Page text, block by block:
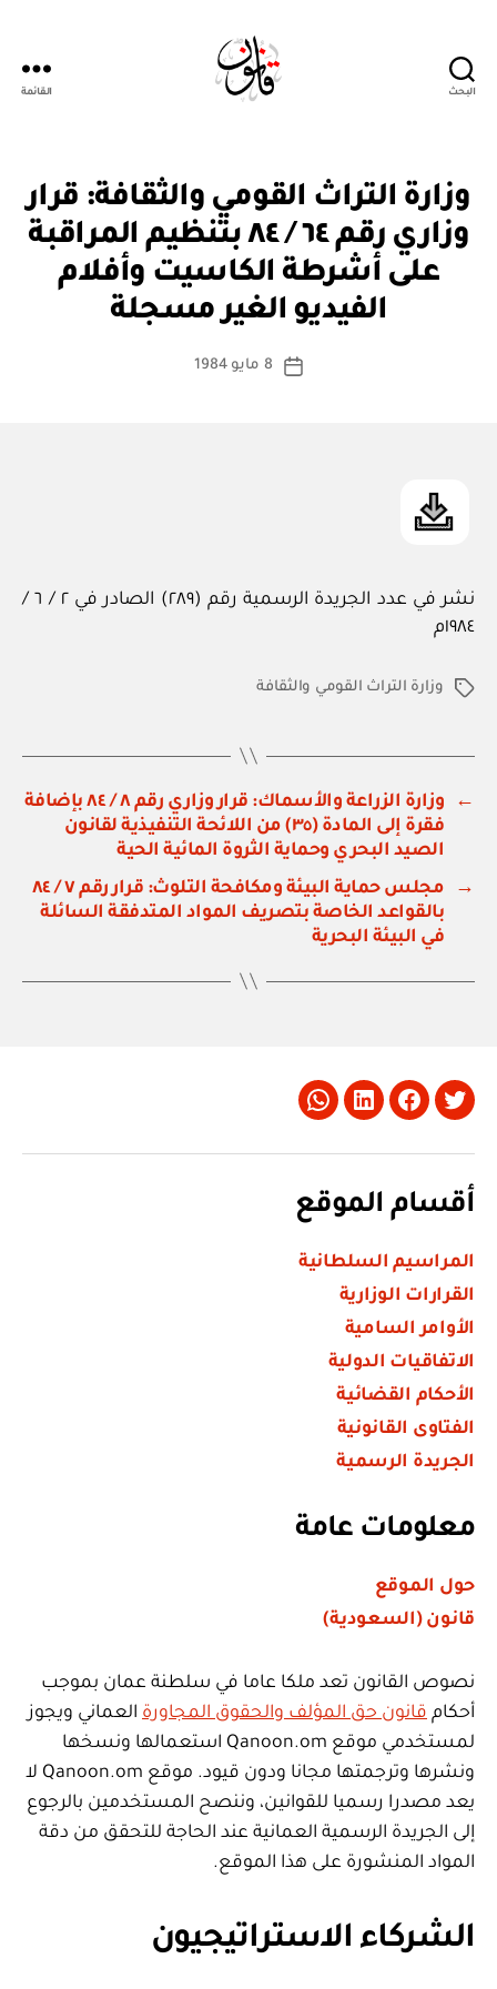
البحث القائمة
التصنيفات
وزارة التراث القومي والثقافة: قرار
وزاري رقم ٦٤ / ٨٤ بتنظيم المراقبة
على أشرطة الكاسيت وأفلام
الفيديو الغير مسجلة
كاتب
بو
س
ة
تاريخ
8 مايو 1984
نشر في عدد الجريدة الرسمية رقم (٢٨٩) الصادر في ٢ / ٦ /
١٩٨٤م
الوسوموزارة التراث القومي والثقافة
←
وزارة الزراعة والأسماك: قرار وزاري رقم ٨ / ٨٤ بإضافة
فقرة إلى المادة (٣٥) من اللائحة التنفيذية لقانون
الصيد البحري وحماية الثروة المائية الحية
→
مجلس حماية البيئة ومكافحة التلوث: قرار رقم ٧ / ٨٤
بالقواعد الخاصة بتصريف المواد المتدفقة السائلة
في البيئة البحرية
Twitter
Facebook
LinkedIn
Whatsapp
أقسام الموقع
المراسيم السلطانية
القرارات الوزارية
الأوامر السامية
الاتفاقيات الدولية
الأحكام القضائية
الفتاوى القانونية
الجريدة الرسمية
معلومات عامة
حول الموقع
قانون (السعودية)
نصوص القانون تعد ملكا عاما في سلطنة عمان بموجب
أحكام قانون حق المؤلف والحقوق المجاورة العماني ويجوز
لمستخدمي موقع Qanoon.om استعمالها ونسخها
ونشرها وترجمتها مجانا ودون قيود. موقع Qanoon.om لا
يعد مصدرا رسميا للقوانين، وننصح المستخدمين بالرجوع
إلى الجريدة الرسمية العمانية عند الحاجة للتحقق من دقة
المواد المنشورة على هذا الموقع.
الشركاء الاستراتيجيون